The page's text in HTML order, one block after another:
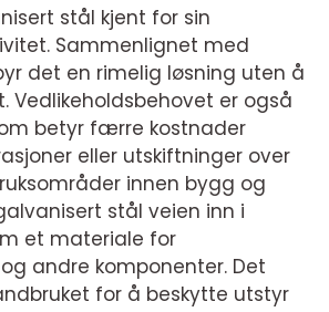
stål kjent for sin
Sammenlignet med
det en rimelig løsning uten å
Vedlikeholdsbehovet er også
betyr færre kostnader
eller utskiftninger over
innen bygg og
stål veien inn i
et materiale for
andre komponenter. Det
for å beskytte utstyr